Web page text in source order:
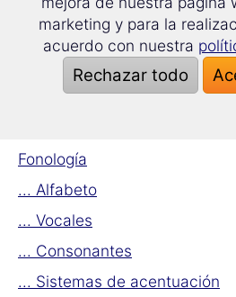
Gramática
Información general
Fonología
... Alfabeto
... Vocales
... Consonantes
... Sistemas de acentuación
marketing y para la
acuerdo con nuestra
Rechazar todo